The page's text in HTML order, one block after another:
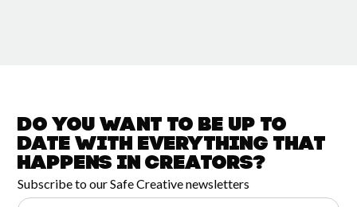
Do you want to be up to
date witheverything that
happens inCreators?
Subscribe to our Safe Creative newsletters